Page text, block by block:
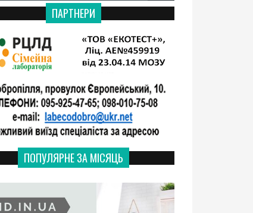
ПАРТНЕРИ
ПОПУЛЯРНЕ ЗА МІСЯЦЬ